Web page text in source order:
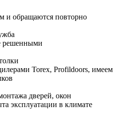
и обращаются повторно
решенными
Torex, Profildoors, имеем
дверей, окон
эксплуатации в климате